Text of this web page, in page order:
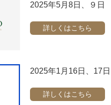
2025年5月8日、９日
詳しくはこちら
2025年1月16日、17
詳しくはこちら